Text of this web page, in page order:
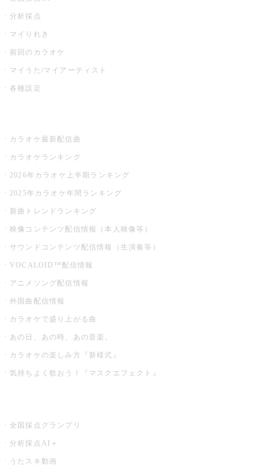
分析採点
マイりれき
前回のカラオケ
マイうた/マイアーティスト
各種設定
カラオケ最新配信曲
カラオケランキング
2026年カラオケ上半期ランキング
2025年カラオケ年間ランキング
新曲トレンドランキング
映像コンテンツ配信情報（本人映像等）
サウンドコンテンツ配信情報（生演奏等）
VOCALOID™配信情報
アニメソング配信情報
外国曲配信情報
カラオケで盛り上がる曲
あの日、あの時、あの音楽。
カラオケの楽しみ方『新様式』
気持ちよく歌おう！『マスクエフェクト』
全国採点グランプリ
分析採点AI＋
うたスキ動画